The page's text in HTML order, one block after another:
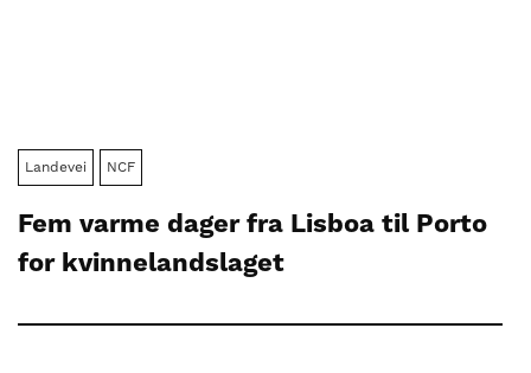
Landevei NCF
Fem varme dager fra Lisboa til Porto
for kvinnelandslaget